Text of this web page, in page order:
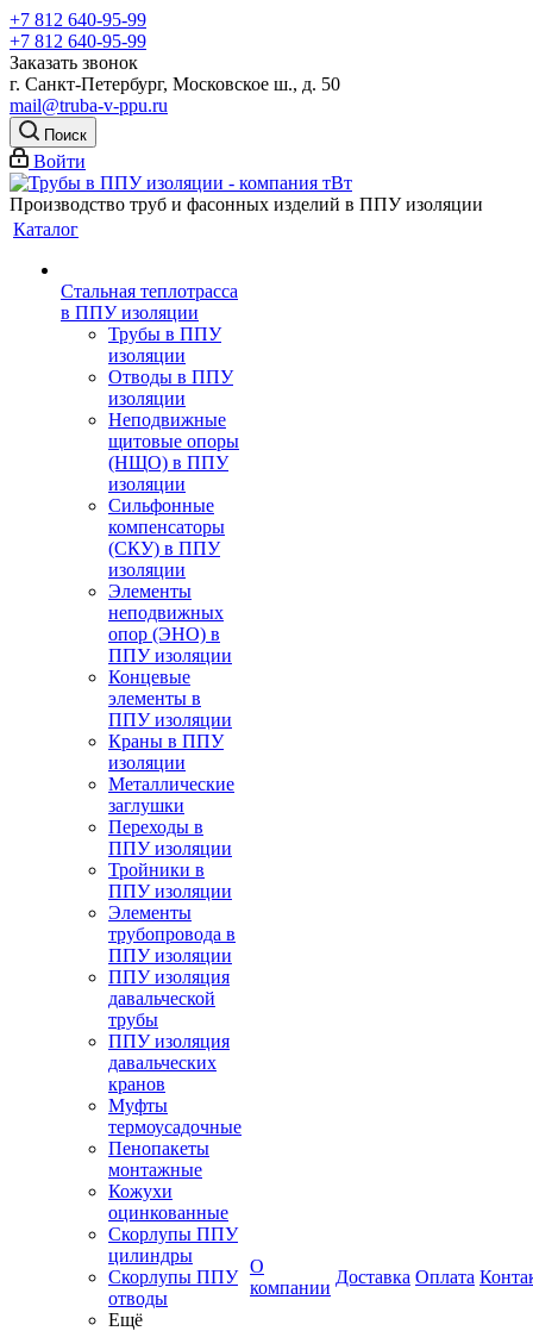
+7 812 640-95-99
+7 812 640-95-99
Заказать звонок
г. Санкт-Петербург, Московское ш., д. 50
mail@truba-v-ppu.ru
Поиск
Войти
Производство труб и фасонных изделий в ППУ изоляции
Каталог
Стальная теплотрасса
в ППУ изоляции
Трубы в ППУ
изоляции
Отводы в ППУ
изоляции
Неподвижные
щитовые опоры
(НЩО) в ППУ
изоляции
Cильфонные
компенсаторы
(СКУ) в ППУ
изоляции
Элементы
неподвижных
опор (ЭНО) в
ППУ изоляции
Концевые
элементы в
ППУ изоляции
Краны в ППУ
изоляции
Металлические
заглушки
Переходы в
ППУ изоляции
Тройники в
ППУ изоляции
Элементы
трубопровода в
ППУ изоляции
ППУ изоляция
давальческой
трубы
ППУ изоляция
давальческих
кранов
Муфты
термоусадочные
Пенопакеты
монтажные
Кожухи
оцинкованные
Скорлупы ППУ
цилиндры
Скорлупы ППУ
отводы
Ещё
О
компании
Доставка Оплата